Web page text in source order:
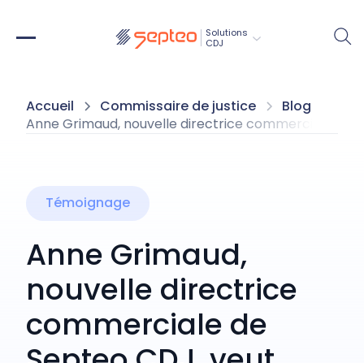
Solutions
CDJ
Accueil Commissaire de justice
Blog
Anne Grimaud, nouvelle directrice commerciale de
Témoignage
Anne Grimaud,
nouvelle directrice
commerciale de